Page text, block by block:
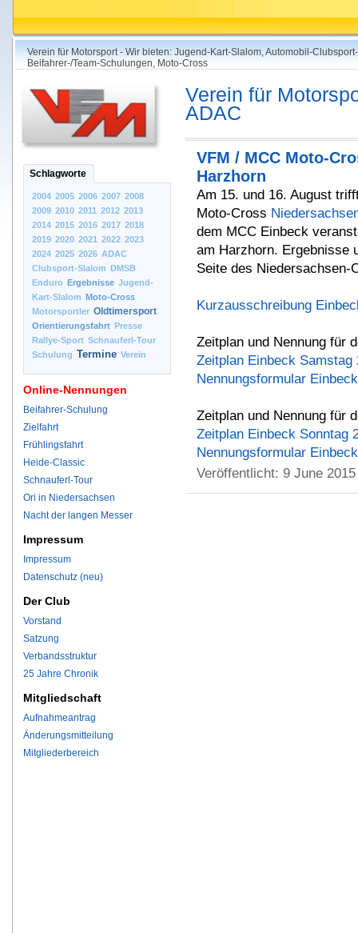
Verein für Motorsport - Wir bieten: Jugend-Kart-Slalom, Automobil-
Beifahrer-/Team-Schulungen, Moto-Cross
Schlagworte
2004 2005 2006 2007 2008
2009 2010 2011 2012 2013
2014 2015 2016 2017 2018
2019 2020 2021 2022 2023
2024 2025 2026 ADAC
Clubsport-Slalom DMSB
Enduro Ergebnisse Jugend-
Kart-Slalom Moto-Cross
Motorsportler Oldtimersport
Orientierungsfahrt Presse
Rallye-Sport Schnauferl-Tour
Schulung Termine Verein
Online-Nennungen
Beifahrer-Schulung
Zielfahrt
Frühlingsfahrt
Heide-Classic
Schnauferl-Tour
Ori in Niedersachsen
Nacht der langen Messer
Impressum
Impressum
Datenschutz (neu)
Der Club
Vorstand
Satzung
Verbandsstruktur
25 Jahre Chronik
Mitgliedschaft
Aufnahmeantrag
Änderungsmitteilung
Mitgliederbereich
Verein für
ADAC
VFM / MCC Moto-
Harzhorn
Am 15. und 16. August
Moto-Cross
dem MCC Einbeck
am Harzhorn. Ergebnisse
Seite des Niedersachsen-
Kurzausschreibung
Zeitplan und Nennung für
Zeitplan Einbeck Samstag
Nennungsformular
Zeitplan und Nennung für
Zeitplan Einbeck Sonntag
Nennungsformular
Veröffentlicht: 9 June